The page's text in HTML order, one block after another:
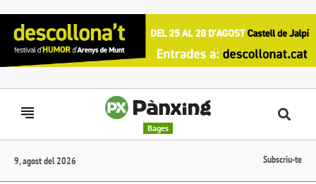
Bages
9, agost del 2026 Subscriu-te